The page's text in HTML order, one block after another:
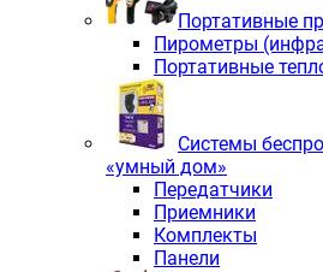
Портативные
Пирометры
Портативные
Системы
«умный дом»
Передатчики
Приемники
Комплекты
Панели